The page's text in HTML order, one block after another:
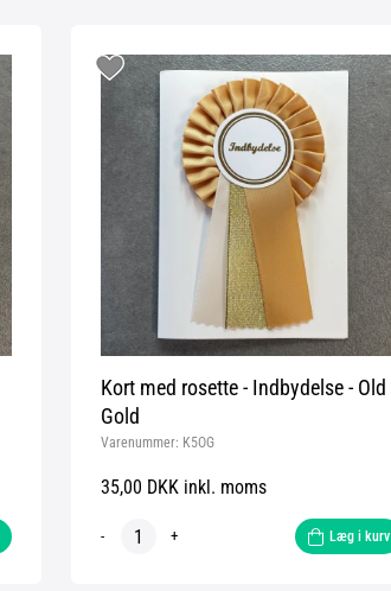
Kort med rosette - Indbydelse - Old
Gold
Varenummer: K5OG
35,00 DKK inkl. moms
- + Læg i kurv